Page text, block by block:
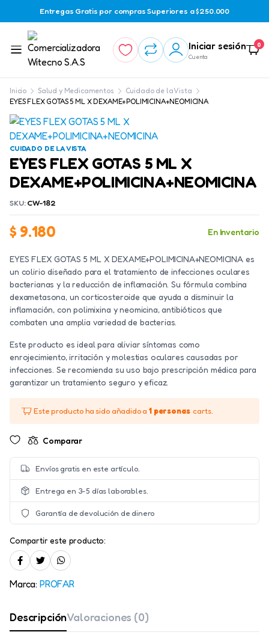
Entregas Gratis por compras Superiores a $250.000
Iniciar sesión
Cuenta
0
Inicio Salud y Medicamentos
Cuidado de la Vista
EYES FLEX GOTAS 5 ML X DEXAME+POLIMICINA+NEOMICINA
CUIDADO DE LA VISTA
EYES FLEX GOTAS 5 ML X
DEXAME+POLIMICINA+NEOMICINA
SKU: CW-182
$9.180 En Inventario
EYES FLEX GOTAS 5 ML X DEXAME+POLIMICINA+NEOMICINA es
un colirio diseñado para el tratamiento de infecciones oculares
bacterianas y la reducción de inflamación. Su fórmula combina
dexametasona, un corticosteroide que ayuda a disminuir la
inflamación, con polimixina y neomicina, antibióticos que
combaten una amplia variedad de bacterias.
Este producto es ideal para aliviar síntomas como
enrojecimiento, irritación y molestias oculares causadas por
infecciones. Se recomienda su uso bajo prescripción médica para
garantizar un tratamiento seguro y eficaz.
Este producto ha sido añadido a1 personas carts.
Comparar
Envíos gratis en este artículo.
Entrega en 3-5 días laborables.
Garantía de devolución de dinero
Compartir este producto:
Marca: PROFAR
DescripciónValoraciones (0)